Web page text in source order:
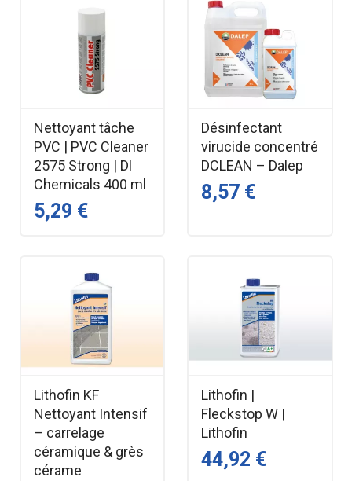
Nettoyant tâche
PVC | PVC Cleaner
2575 Strong | Dl
Chemicals 400 ml
5,29 €
Désinfectant
virucide concentré
DCLEAN – Dalep
8,57 €
Lithofin KF
Nettoyant Intensif
– carrelage
céramique & grès
cérame
Lithofin |
Fleckstop W |
Lithofin
44,92 €